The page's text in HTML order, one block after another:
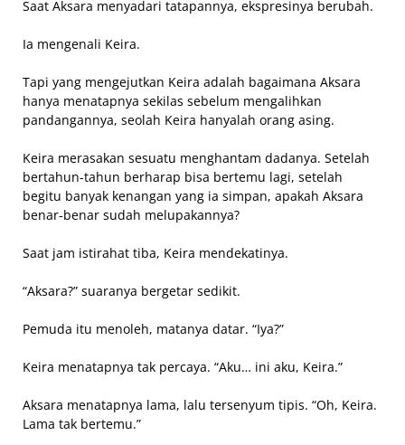
Saat Aksara menyadari tatapannya, ekspresinya berubah.
Ia mengenali Keira.
Tapi yang mengejutkan Keira adalah bagaimana Aksara
hanya menatapnya sekilas sebelum mengalihkan
pandangannya, seolah Keira hanyalah orang asing.
Keira merasakan sesuatu menghantam dadanya. Setelah
bertahun-tahun berharap bisa bertemu lagi, setelah
begitu banyak kenangan yang ia simpan, apakah Aksara
benar-benar sudah melupakannya?
Saat jam istirahat tiba, Keira mendekatinya.
“Aksara?” suaranya bergetar sedikit.
Pemuda itu menoleh, matanya datar. “Iya?”
Keira menatapnya tak percaya. “Aku… ini aku, Keira.”
Aksara menatapnya lama, lalu tersenyum tipis. “Oh, Keira.
Lama tak bertemu.”